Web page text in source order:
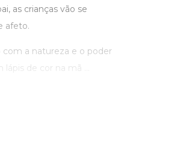
as crianças vão se
afeto.
com a natureza e o poder
de cor na mã ...